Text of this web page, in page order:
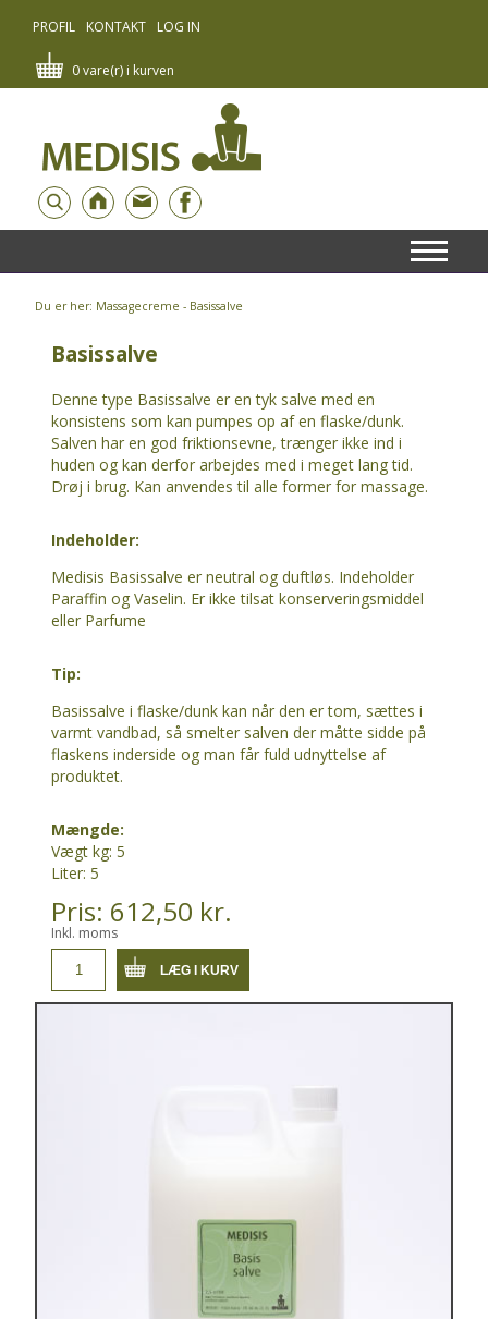
PROFIL KONTAKT LOG IN
0 vare(r) i kurven
Du er her: Massagecreme - Basissalve
Basissalve
Denne type Basissalve er en tyk salve med en
konsistens som kan pumpes op af en flaske/dunk.
Salven har en god friktionsevne, trænger ikke ind i
huden og kan derfor arbejdes med i meget lang tid.
Drøj i brug. Kan anvendes til alle former for massage.
Indeholder:
Medisis Basissalve er neutral og duftløs. Indeholder
Paraffin og Vaselin. Er ikke tilsat konserveringsmiddel
eller Parfume
Tip:
Basissalve i flaske/dunk kan når den er tom, sættes i
varmt vandbad, så smelter salven der måtte sidde på
flaskens inderside og man får fuld udnyttelse af
produktet.
Mængde:
Vægt kg: 5
Liter: 5
Pris: 612,50 kr.
Inkl. moms